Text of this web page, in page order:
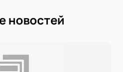
новостей